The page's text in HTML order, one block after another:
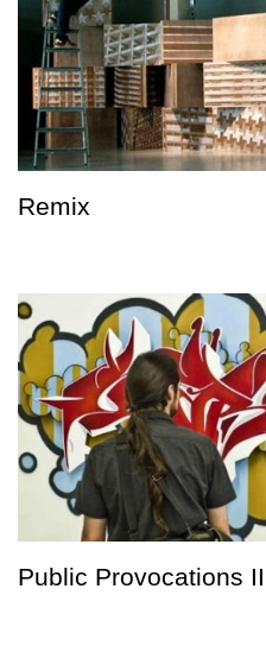
Remix
Public Provocations II